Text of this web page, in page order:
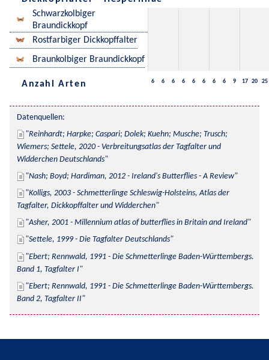
Schwarzkolbiger
Braundickkopf
Rostfarbiger Dickkopffalter
Braunkolbiger Braundickkopf
Anzahl Arten 6 6 6 6 6 6 6 6 9 17 20 25
Datenquellen:
Reinhardt; Harpke; Caspari; Dolek; Kuehn; Musche; Trusch;
Wiemers; Settele, 2020 - Verbreitungsatlas der Tagfalter und
Widderchen Deutschlands
Nash; Boyd; Hardiman, 2012 - Ireland's Butterflies - A Review
Kolligs, 2003 - Schmetterlinge Schleswig-Holsteins, Atlas der
Tagfalter, Dickkopffalter und Widderchen
Asher, 2001 - Millennium atlas of butterflies in Britain and Ireland
Settele, 1999 - Die Tagfalter Deutschlands
Ebert; Rennwald, 1991 - Die Schmetterlinge Baden-Württembergs.
Band 1, Tagfalter I
Ebert; Rennwald, 1991 - Die Schmetterlinge Baden-Württembergs.
Band 2, Tagfalter II